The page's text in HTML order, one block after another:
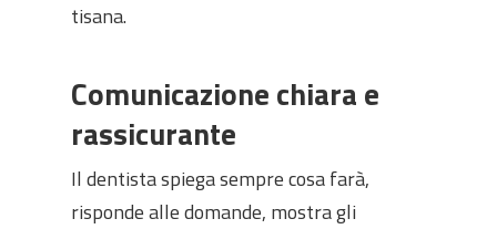
tisana.
Comunicazione chiara e
rassicurante
Il dentista spiega sempre cosa farà,
risponde alle domande, mostra gli